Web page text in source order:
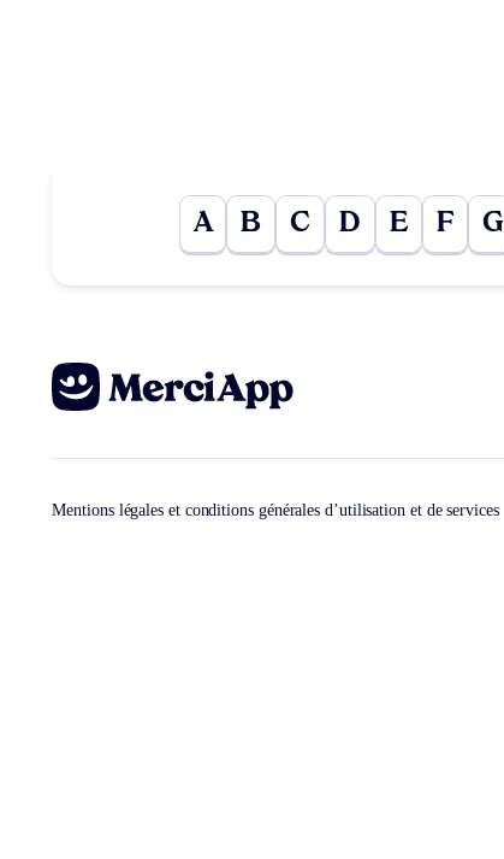
A B C D E F G
Mentions légales et conditions générales d’utilisation et de services